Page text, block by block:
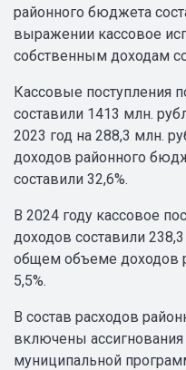
районного бюджета
выражении кассовое
собственным доходам
Кассовые поступления
составили 1413 млн.
2023 год на 288,3 млн.
доходов районного
составили 32,6%.
В 2024 году кассовое
доходов составили
общем объеме доходов
5,5%.
В состав расходов
включены
муниципальной